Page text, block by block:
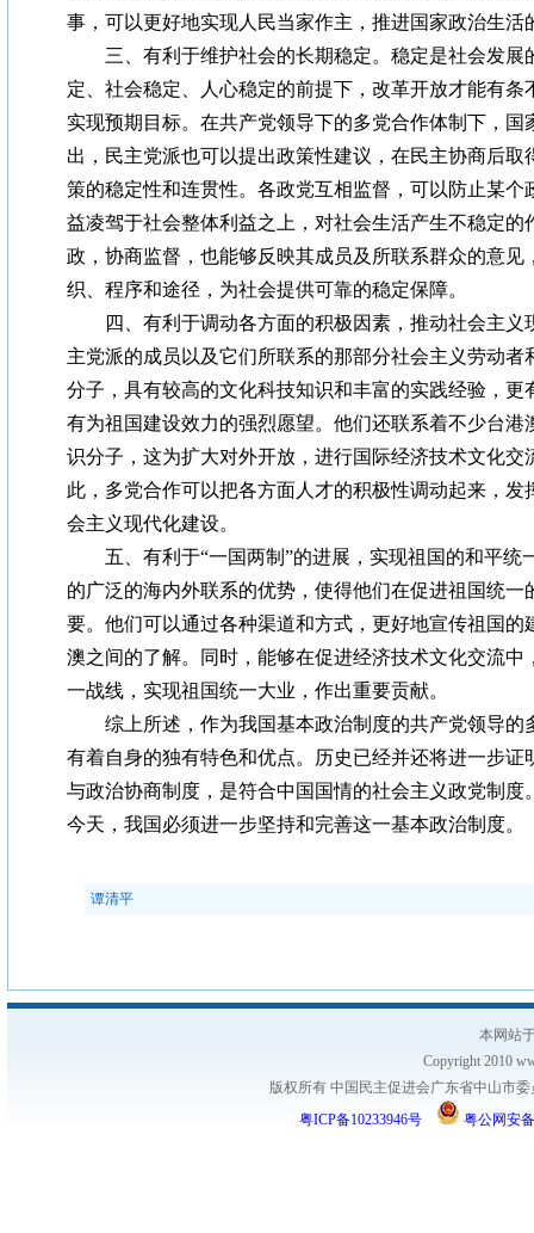
事，可以更好地实现人民当家作主，推进国家政治生活
三、有利于维护社会的长期稳定。稳定是社会发展
定、社会稳定、人心稳定的前提下，改革开放才能有条
实现预期目标。在共产党领导下的多党合作体制下，国
出，民主党派也可以提出政策性建议，在民主协商后取
策的稳定性和连贯性。各政党互相监督，可以防止某个
益凌驾于社会整体利益之上，对社会生活产生不稳定的
政，协商监督，也能够反映其成员及所联系群众的意见
织、程序和途径，为社会提供可靠的稳定保障。
四、有利于调动各方面的积极因素，推动社会主义
主党派的成员以及它们所联系的那部分社会主义劳动者
分子，具有较高的文化科技知识和丰富的实践经验，更
有为祖国建设效力的强烈愿望。他们还联系着不少台港
识分子，这为扩大对外开放，进行国际经济技术文化交
此，多党合作可以把各方面人才的积极性调动起来，发
会主义现代化建设。
五、有利于“一国两制”的进展，实现祖国的和平统
的广泛的海内外联系的优势，使得他们在促进祖国统一
要。他们可以通过各种渠道和方式，更好地宣传祖国的
澳之间的了解。同时，能够在促进经济技术文化交流中
一战线，实现祖国统一大业，作出重要贡献。
综上所述，作为我国基本政治制度的共产党领导的
有着自身的独有特色和优点。历史已经并还将进一步证
与政治协商制度，是符合中国国情的社会主义政党制度
今天，我国必须进一步坚持和完善这一基本政治制度。
谭清平
本网站
Copyright 2010
版权所有 中国民主促进会广东省中山市
粤ICP备10233946号
粤公网安